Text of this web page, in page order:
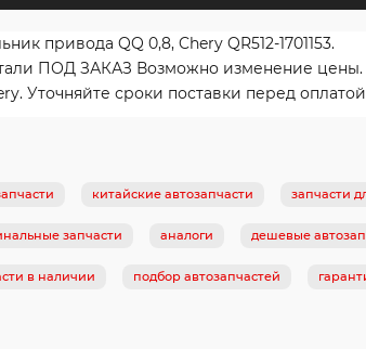
привода QQ 0,8, Chery QR512-1701153.
ПОД ЗАКАЗ Возможно изменение цены.
Уточняйте сроки поставки перед
китайские автозапчасти запчасти
запчасти аналоги дешевые
в наличии подбор автозапчастей